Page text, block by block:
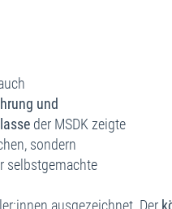
und
der MSDK zeigte
sondern
selbstgemachte
ausgezeichnet. Der